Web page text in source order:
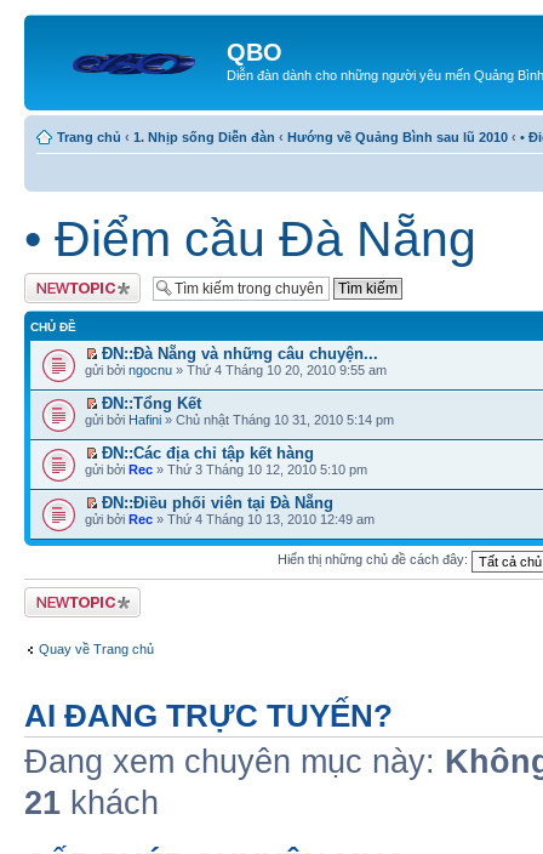
QBO
Diễn đàn dành cho những người yêu mến Quảng Bình
Trang chủ ‹ 1. Nhịp sống Diễn đàn ‹ Hướng về Quảng Bình sau lũ 2010 ‹ •
• Điểm cầu Đà Nẵng
Tạo chủ đề mới
CHỦ ĐỀ
ĐN::Đà Nẵng và những câu chuyện...
gửi bởi ngocnu » Thứ 4 Tháng 10 20, 2010 9:55 am
ĐN::Tổng Kết
gửi bởi Hafini » Chủ nhật Tháng 10 31, 2010 5:14 pm
ĐN::Các địa chỉ tập kết hàng
gửi bởi Rec » Thứ 3 Tháng 10 12, 2010 5:10 pm
ĐN::Điều phối viên tại Đà Nẵng
gửi bởi Rec » Thứ 4 Tháng 10 13, 2010 12:49 am
Hiển thị những chủ đề cách đây:
Tạo chủ đề mới
Quay về Trang chủ
AI ĐANG TRỰC TUYẾN?
Đang xem chuyên mục này:
21 khách